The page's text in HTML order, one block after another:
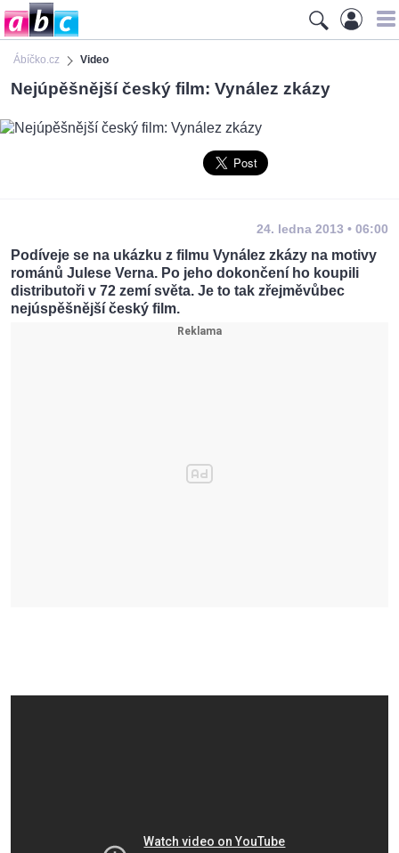
Ábíčko.cz Video
Nejúpěšnější český film: Vynález zkázy
24. ledna 2013 • 06:00
Podíveje se na ukázku z filmu Vynález zkázy na motivy
románů Julese Verna. Po jeho dokončení ho koupili
distributoři v 72 zemí světa. Je to tak zřejměvůbec
nejúspěšnější český film.